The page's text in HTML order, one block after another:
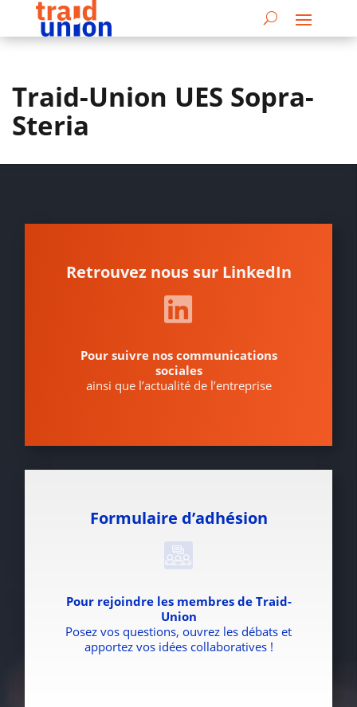
Traid-Union UES Sopra-
Steria
Retrouvez nous sur LinkedIn
Pour suivre nos communications
sociales
ainsi que l’actualité de l’entreprise
Formulaire d’adhésion
Pour rejoindre les membres de Traid-
Union
Posez vos questions, ouvrez les débats et
apportez vos idées collaboratives !